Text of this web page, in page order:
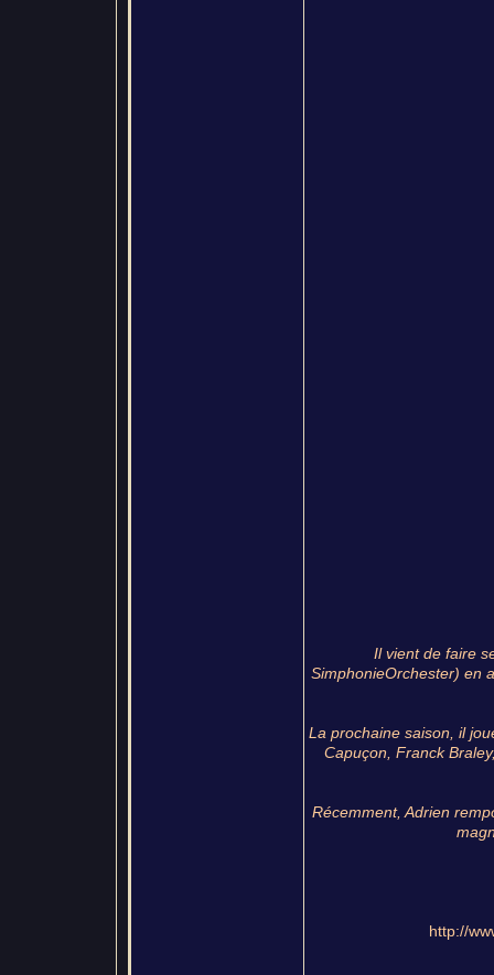
Il vient de faire
SimphonieOrchester) en
La prochaine saison, il
Capuçon, Franck
Récemment, Adrien
http://